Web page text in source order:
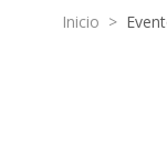
Inicio >